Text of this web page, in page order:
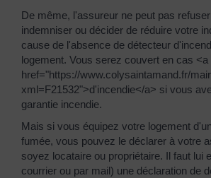
De même, l'assureur ne peut pas
indemniser ou décider de réduire votre
cause de l'absence de détecteur
logement. Vous serez couvert en cas <a
href="https://www.colysaintamand.fr/
xml=F21532">d'incendie</a> si vous
garantie incendie.
Mais si vous équipez votre logement
fumée, vous pouvez le déclarer à votre
soyez locataire ou propriétaire. Il faut lui
courrier ou par mail) une déclaration de